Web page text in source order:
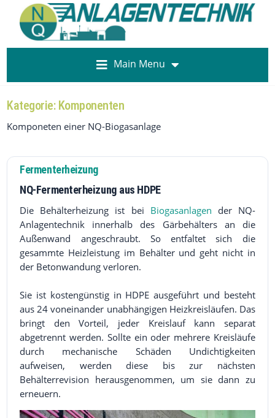
Main Menu
Kategorie: Komponenten
Komponeten einer NQ-Biogasanlage
Fermenterheizung
NQ-Fermenterheizung aus HDPE
Die Behälterheizung ist bei Biogasanlagen der NQ-
Anlagentechnik innerhalb des Gärbehälters an die
Außenwand angeschraubt. So entfaltet sich die
gesammte Heizleistung im Behälter und geht nicht in
der Betonwandung verloren.
Sie ist kostengünstig in HDPE ausgeführt und besteht
aus 24 voneinander unabhängigen Heizkreisläufen. Das
bringt den Vorteil, jeder Kreislauf kann separat
abgetrennt werden. Sollte ein oder mehrere Kreisläufe
durch mechanische Schäden Undichtigkeiten
aufweisen, werden diese bis zur nächsten
Behälterrevision herausgenommen, um sie dann zu
erneuern.